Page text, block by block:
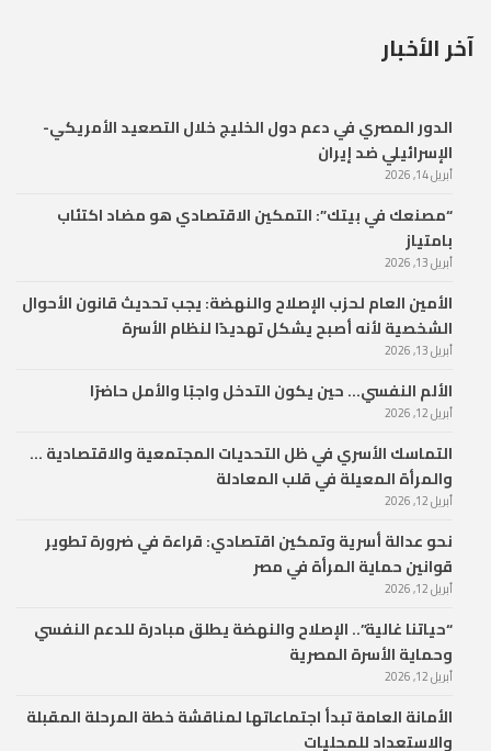
آخر الأخبار
الدور المصري في دعم دول الخليج خلال التصعيد الأمريكي-
الإسرائيلي ضد إيران
أبريل 14, 2026
“مصنعك في بيتك”: التمكين الاقتصادي هو مضاد اكتئاب
بامتياز
أبريل 13, 2026
الأمين العام لحزب الإصلاح والنهضة: يجب تحديث قانون الأحوال
الشخصية لأنه أصبح يشكل تهديدًا لنظام الأسرة
أبريل 13, 2026
الألم النفسي… حين يكون التدخل واجبًا والأمل حاضرًا
أبريل 12, 2026
التماسك الأسري في ظل التحديات المجتمعية والاقتصادية …
والمرأة المعيلة في قلب المعادلة
أبريل 12, 2026
نحو عدالة أسرية وتمكين اقتصادي: قراءة في ضرورة تطوير
قوانين حماية المرأة في مصر
أبريل 12, 2026
“حياتنا غالية”.. الإصلاح والنهضة يطلق مبادرة للدعم النفسي
وحماية الأسرة المصرية
أبريل 12, 2026
الأمانة العامة تبدأ اجتماعاتها لمناقشة خطة المرحلة المقبلة
والاستعداد للمحليات